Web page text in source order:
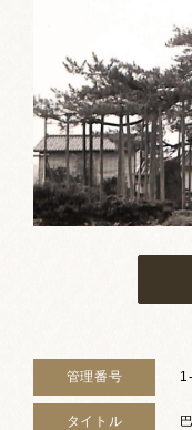
郷土資料
NANTO Wiki
市内団体の方
管理番号
タイトル